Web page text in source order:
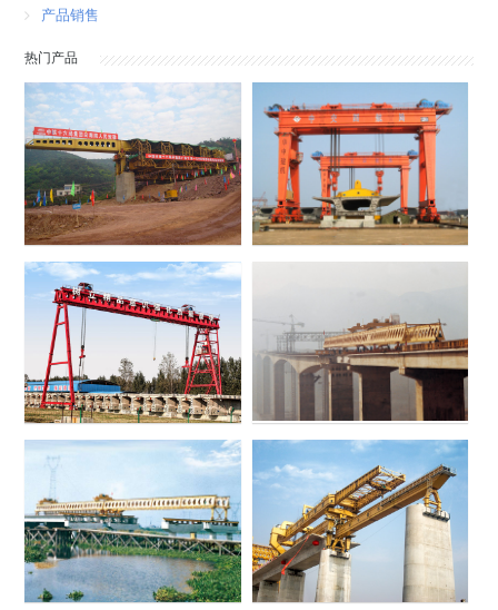
产品销售
热门产品